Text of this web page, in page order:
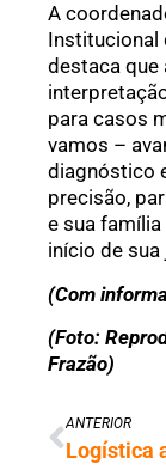
A
Institucional
destaca que
para casos
vamos –
diagnóstico
precisão,
e sua
início de sua
(Com
(Foto:
Frazão)
ANTERIOR